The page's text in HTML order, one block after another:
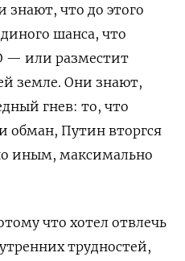
знают, что до этого
шанса, что
— или разместит
земле. Они знают,
гнев: то, что
обман, Путин вторгся
иным, максимально
что хотел отвлечь
трудностей,